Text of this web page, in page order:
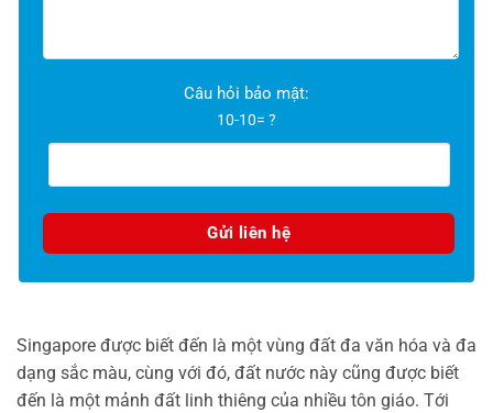
Câu hỏi bảo mật:
10-10= ?
Singapore được biết đến là một vùng đất đa văn hóa và đa
dạng sắc màu, cùng với đó, đất nước này cũng được biết
đến là một mảnh đất linh thiêng của nhiều tôn giáo. Tới